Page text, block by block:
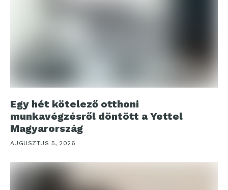
Egy hét kötelező otthoni
munkavégzésről döntött a Yettel
Magyarország
AUGUSZTUS 5, 2026